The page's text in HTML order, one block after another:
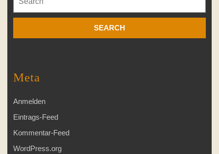
for:
Meta
Anmelden
Eintrags-Feed
Kommentar-Feed
WordPress.org